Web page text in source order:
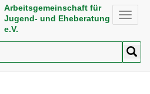
Toggle
Arbeitsgemeinschaft für
Jugend- und Eheberatung
e.V.